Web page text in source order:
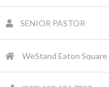
SENIOR PASTOR
WeStand Eaton